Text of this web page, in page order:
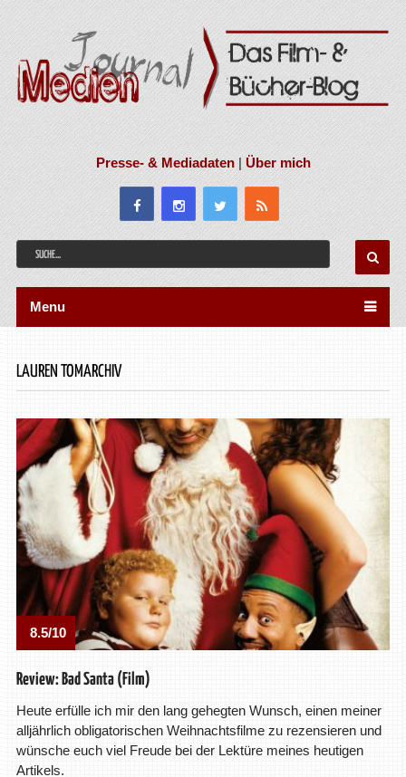
Presse- & Mediadaten|Über mich
Menu
LAUREN TOMARCHIV
8.5/10
Review: Bad Santa (Film)
Heute erfülle ich mir den lang gehegten Wunsch, einen meiner
alljährlich obligatorischen Weihnachtsfilme zu rezensieren und
wünsche euch viel Freude bei der Lektüre meines heutigen
Artikels.